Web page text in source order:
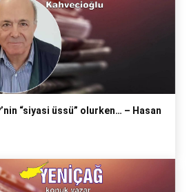
“siyasi üssü” olurken… – Hasan